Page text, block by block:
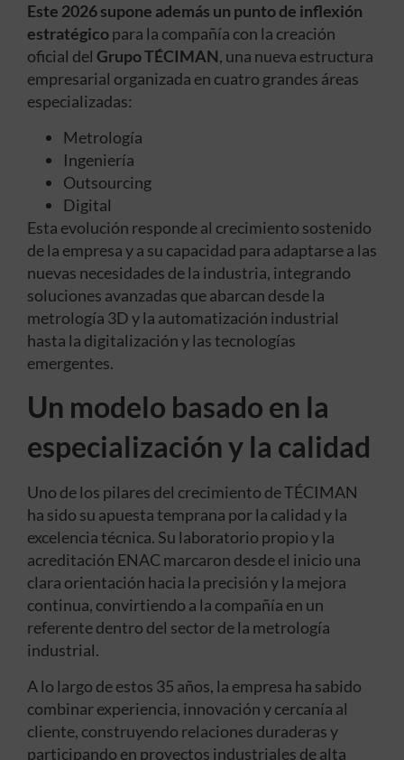
Este 2026 supone además un punto de inflexión
estratégicopara la compañía con la creación
oficial del Grupo TÉCIMAN, una nueva estructura
empresarial organizada en cuatro grandes áreas
especializadas:
Metrología
Ingeniería
Outsourcing
Digital
Esta evolución responde al crecimiento sostenido
de la empresa y a su capacidad para adaptarse a las
nuevas necesidades de la industria, integrando
soluciones avanzadas que abarcan desde la
metrología 3D y la automatización industrial
hasta la digitalización y las tecnologías
emergentes.
Un modelo basado en la
especialización y la calidad
Uno de los pilares del crecimiento de TÉCIMAN
ha sido su apuesta temprana por la calidad y la
excelencia técnica. Su laboratorio propio y la
acreditación ENAC marcaron desde el inicio una
clara orientación hacia la precisión y la mejora
continua, convirtiendo a la compañía en un
referente dentro del sector de la metrología
industrial.
A lo largo de estos 35 años, la empresa ha sabido
combinar experiencia, innovación y cercanía al
cliente, construyendo relaciones duraderas y
participando en proyectos industriales de alta